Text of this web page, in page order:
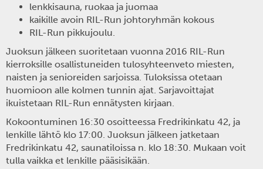
lenkkisauna, ruokaa ja juomaa
kaikille avoin RIL-Run johtoryhmän kokous
RIL-Run pikkujoulu.
Juoksun jälkeen suoritetaan vuonna 2016 RIL-Run
kierroksille osallistuneiden tulosyhteenveto miesten,
naisten ja senioreiden sarjoissa. Tuloksissa otetaan
huomioon alle kolmen tunnin ajat. Sarjavoittajat
ikuistetaan RIL-Run ennätysten kirjaan.
Kokoontuminen 16:30 osoitteessa Fredrikinkatu 42, ja
lenkille lähtö klo 17:00. Juoksun jälkeen jatketaan
Fredrikinkatu 42, saunatiloissa n. klo 18:30. Mukaan voit
tulla vaikka et lenkille pääsisikään.